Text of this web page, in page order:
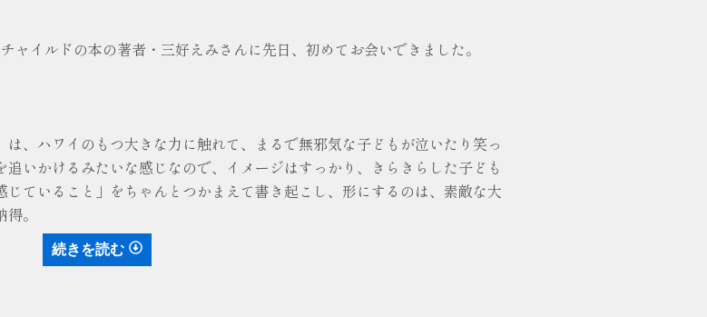
ャイルドの本の著者・三好えみさんに先日、初めてお会いできました。
、ハワイのもつ大きな力に触れて、まるで無邪気な子どもが泣いたり笑っ
いかけるみたいな感じなので、イメージはすっかり、きらきらした子ども
ていること」をちゃんとつかまえて書き起こし、形にするのは、素敵な大
。
続きを読む